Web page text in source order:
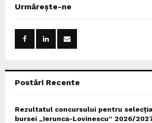
h
Urmărește-ne
Postări Recente
Rezultatul concursului pentru
bursei „Ierunca-Lovinescu” 2026/